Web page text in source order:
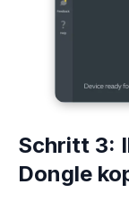
Schritt 3:
Dongle